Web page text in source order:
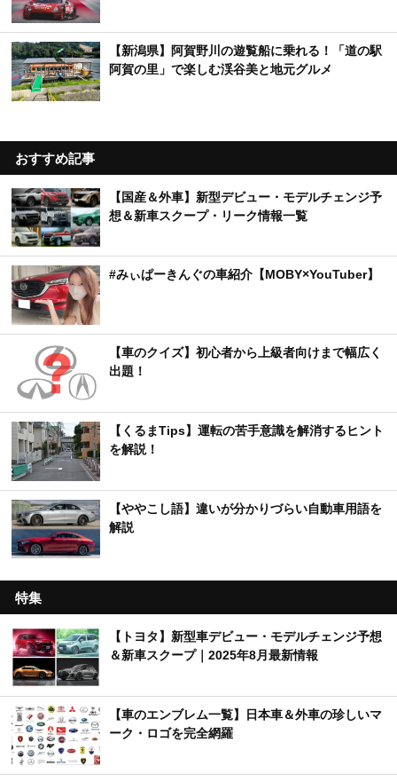
【新潟県】阿賀野川の遊覧船に乗れる！「道の駅
阿賀の里」で楽しむ渓谷美と地元グルメ
おすすめ記事
【国産＆外車】新型デビュー・モデルチェンジ予
想＆新車スクープ・リーク情報一覧
#みぃぱーきんぐの車紹介【MOBY×YouTuber】
【車のクイズ】初心者から上級者向けまで幅広く
出題！
【くるまTips】運転の苦手意識を解消するヒント
を解説！
【ややこし語】違いが分かりづらい自動車用語を
解説
特集
【トヨタ】新型車デビュー・モデルチェンジ予想
＆新車スクープ｜2025年8月最新情報
【車のエンブレム一覧】日本車＆外車の珍しいマ
ーク・ロゴを完全網羅